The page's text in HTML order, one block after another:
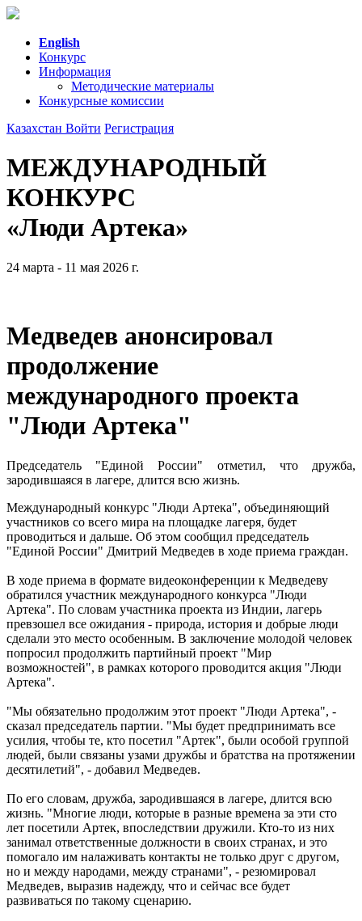
English
Конкурс
Информация
Методические материалы
Конкурсные комиссии
Казахстан Войти Регистрация
МЕЖДУНАРОДНЫЙ
КОНКУРС
«Люди Артека»
24 марта - 11 мая 2026 г.
Медведев анонсировал
продолжение
международного проекта
"Люди Артека"
Председатель "Единой России" отметил, что дружба,
зародившаяся в лагере, длится всю жизнь.
Международный конкурс "Люди Артека", объединяющий
участников со всего мира на площадке лагеря, будет
проводиться и дальше. Об этом сообщил председатель
"Единой России" Дмитрий Медведев в ходе приема граждан.
В ходе приема в формате видеоконференции к Медведеву
обратился участник международного конкурса "Люди
Артека". По словам участника проекта из Индии, лагерь
превзошел все ожидания - природа, история и добрые люди
сделали это место особенным. В заключение молодой человек
попросил продолжить партийный проект "Мир
возможностей", в рамках которого проводится акция "Люди
Артека".
"Мы обязательно продолжим этот проект "Люди Артека", -
сказал председатель партии. "Мы будет предпринимать все
усилия, чтобы те, кто посетил "Артек", были особой группой
людей, были связаны узами дружбы и братства на протяжении
десятилетий", - добавил Медведев.
По его словам, дружба, зародившаяся в лагере, длится всю
жизнь. "Многие люди, которые в разные времена за эти сто
лет посетили Артек, впоследствии дружили. Кто-то из них
занимал ответственные должности в своих странах, и это
помогало им налаживать контакты не только друг с другом,
но и между народами, между странами", - резюмировал
Медведев, выразив надежду, что и сейчас все будет
развиваться по такому сценарию.